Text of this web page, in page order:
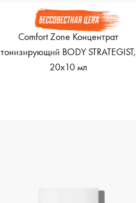
Comfort Zone Концентрат
тонизирующий BODY STRATEGIST,
20x10 мл